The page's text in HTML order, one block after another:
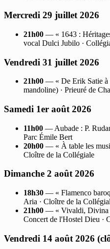
Mercredi 29 juillet 2026
21h00 — « 1643 :
vocal Dulci Jubilo ·
Vendredi 31 juillet 2026
21h00 — « De Erik Satie à
mandoline) · Prieuré de
Samedi 1er août 2026
11h00 — Aubade : P.
Parc Émile Bert
20h00 — « À table les
Cloître de la Collégiale
Dimanche 2 août 2026
18h30 — « Flamenco
Aria · Cloître de la
21h00 — « Vivaldi, Divina
Concert de l'Hostel Dieu ·
Vendredi 14 août 2026